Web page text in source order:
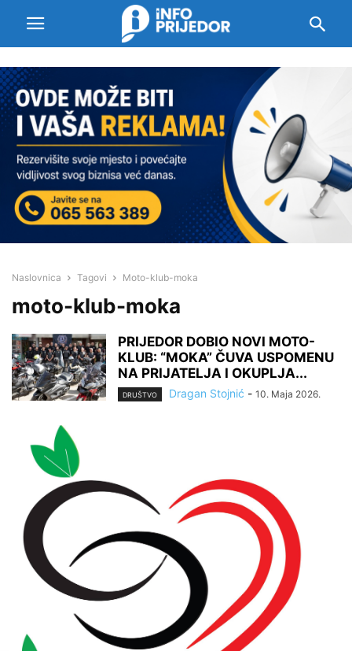
Naslovnica Tagovi Moto-klub-moka
moto-klub-moka
PRIJEDOR DOBIO NOVI MOTO-
KLUB: “MOKA” ČUVA USPOMENU
NA PRIJATELJA I OKUPLJA...
DRUŠTVO Dragan Stojnić - 10. Maja 2026.